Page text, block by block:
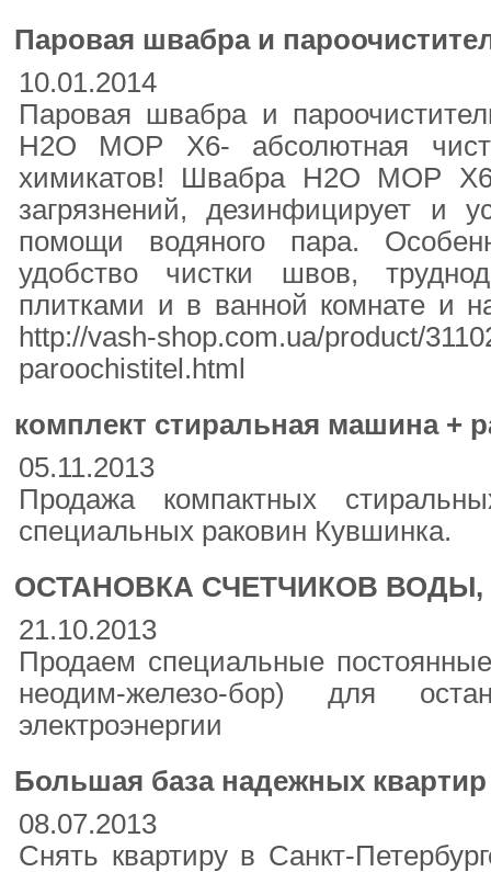
Паровая швабра и
10.01.2014
Паровая швабра и
H2O MOP X6- абсолютная
химикатов! Швабра H2O MOP
загрязнений, дезинфицирует и
помощи водяного пара.
удобство чистки швов,
плитками и в ванной комнате и
http://vash-shop.com.ua/product/
paroochistitel.html
комплект стиральная машина +
05.11.2013
Продажа компактных
специальных раковин Кувшинка.
ОСТАНОВКА СЧЕТЧИКОВ ВОДЫ,
21.10.2013
Продаем специальные
неодим-железо-бор) для
электроэнергии
Большая база надежных
08.07.2013
Снять квартиру в Санкт-